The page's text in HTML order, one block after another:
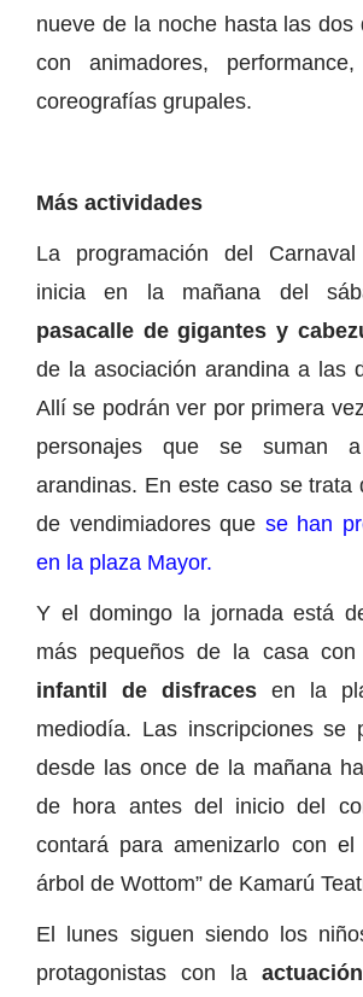
nueve de la noche hasta las dos
con animadores,
coreografías grupales.
Más actividades
La programación del
inicia en la mañana del
pasacalle de gigantes y
de la asociación arandina a las
Allí se podrán ver por primera
personajes que se suman
arandinas. En este caso se trata
de vendimiadores que se han
en la plaza Mayor.
Y el domingo la jornada está
más pequeños de la casa
infantil de disfraces en la
mediodía. Las inscripciones se
desde las once de la mañana
de hora antes del inicio del
contará para amenizarlo con el
árbol de Wottom” de Kamarú
El lunes siguen siendo los
protagonistas con la